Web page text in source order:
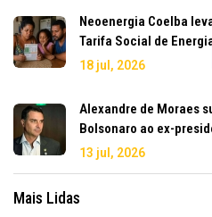
Neoenergia Coelba
Tarifa Social de
18 jul, 2026
Alexandre de Moraes
Bolsonaro ao ex-
13 jul, 2026
Mais Lidas